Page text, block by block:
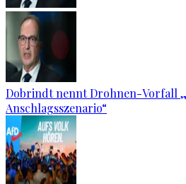
Dobrindt nennt Drohnen-Vorfall
Anschlagsszenario“